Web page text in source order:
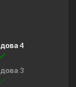
4
3